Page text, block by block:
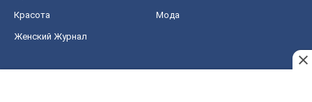
Красота Мода
Женский Журнал